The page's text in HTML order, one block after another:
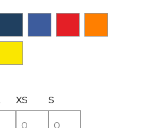
XS S